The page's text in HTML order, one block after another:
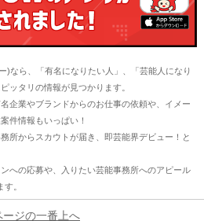
)なら、「有名になりたい人」、「芸能人になり
ッタリの情報が見つかります。
企業やブランドからのお仕事の依頼や、イメー
件情報もいっぱい！
所からスカウトが届き、即芸能界デビュー！と
への応募や、入りたい芸能事務所へのアピール
。
ージの一番上へ